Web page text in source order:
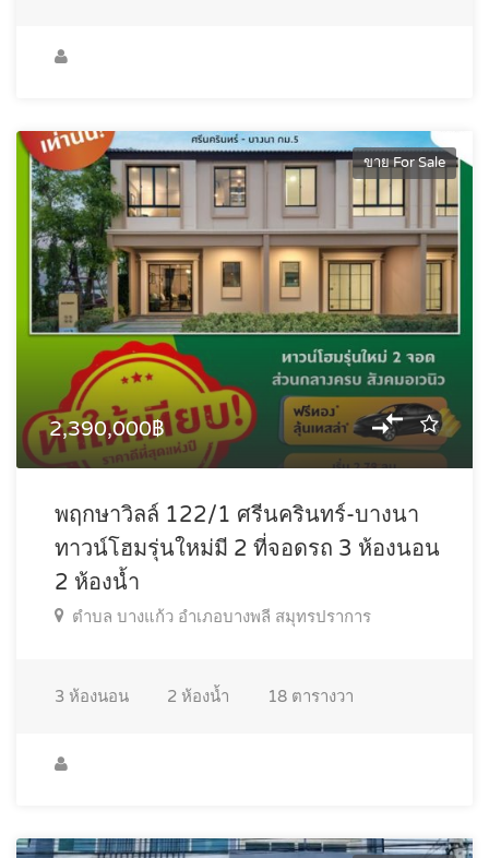
ขาย For Sale
2,390,000฿
พฤกษาวิลล์ 122/1 ศรีนครินทร์-บางนา
ทาวน์โฮมรุ่นใหม่มี 2 ที่จอดรถ 3 ห้องนอน
2 ห้องน้ำ
ตำบล บางแก้ว อำเภอบางพลี สมุทรปราการ
3 ห้องนอน 2 ห้องน้ำ 18 ตารางวา